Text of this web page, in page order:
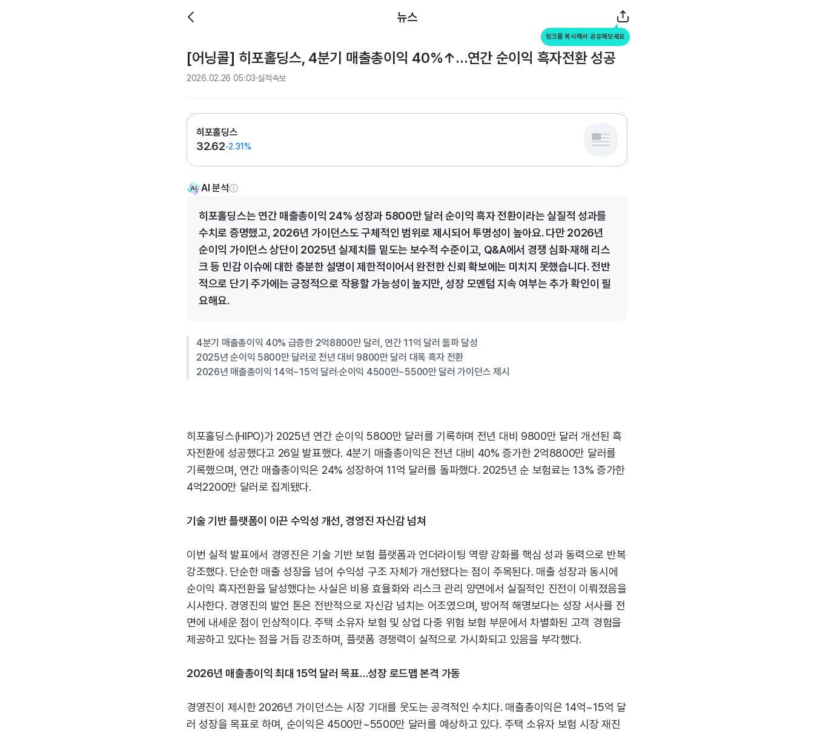
뉴스
링크를 복사해서 공유해보세요
[어닝콜] 히포홀딩스, 4분기 매출총이익 40%↑…연간 순이익 흑자전환 성공
2026.02.26 05:03 실적속보
히포홀딩스
32.62-2.31%
AI 분석
히포홀딩스는 연간 매출총이익 24% 성장과 5800만 달러 순이익 흑자 전환이라는 실질적 성과를
수치로 증명했고, 2026년 가이던스도 구체적인 범위로 제시되어 투명성이 높아요. 다만 2026년
순이익 가이던스 상단이 2025년 실제치를 밑도는 보수적 수준이고, Q&A에서 경쟁 심화·재해 리스
크 등 민감 이슈에 대한 충분한 설명이 제한적이어서 완전한 신뢰 확보에는 미치지 못했습니다. 전반
적으로 단기 주가에는 긍정적으로 작용할 가능성이 높지만, 성장 모멘텀 지속 여부는 추가 확인이 필
요해요.
4분기 매출총이익 40% 급증한 2억8800만 달러, 연간 11억 달러 돌파 달성
2025년 순이익 5800만 달러로 전년 대비 9800만 달러 대폭 흑자 전환
2026년 매출총이익 14억~15억 달러·순이익 4500만~5500만 달러 가이던스 제시
히포홀딩스(HIPO)가 2025년 연간 순이익 5800만 달러를 기록하며 전년 대비 9800만 달러 개선된 흑
자전환에 성공했다고 26일 발표했다. 4분기 매출총이익은 전년 대비 40% 증가한 2억8800만 달러를
기록했으며, 연간 매출총이익은 24% 성장하여 11억 달러를 돌파했다. 2025년 순 보험료는 13% 증가한
4억2200만 달러로 집계됐다.
기술 기반 플랫폼이 이끈 수익성 개선, 경영진 자신감 넘쳐
이번 실적 발표에서 경영진은 기술 기반 보험 플랫폼과 언더라이팅 역량 강화를 핵심 성과 동력으로 반복
강조했다. 단순한 매출 성장을 넘어 수익성 구조 자체가 개선됐다는 점이 주목된다. 매출 성장과 동시에
순이익 흑자전환을 달성했다는 사실은 비용 효율화와 리스크 관리 양면에서 실질적인 진전이 이뤄졌음을
시사한다. 경영진의 발언 톤은 전반적으로 자신감 넘치는 어조였으며, 방어적 해명보다는 성장 서사를 전
면에 내세운 점이 인상적이다. 주택 소유자 보험 및 상업 다중 위험 보험 부문에서 차별화된 고객 경험을
제공하고 있다는 점을 거듭 강조하며, 플랫폼 경쟁력이 실적으로 가시화되고 있음을 부각했다.
2026년 매출총이익 최대 15억 달러 목표…성장 로드맵 본격 가동
경영진이 제시한 2026년 가이던스는 시장 기대를 웃도는 공격적인 수치다. 매출총이익은 14억~15억 달
러 성장을 목표로 하며, 순이익은 4500만~5500만 달러를 예상하고 있다. 주택 소유자 보험 시장 재진